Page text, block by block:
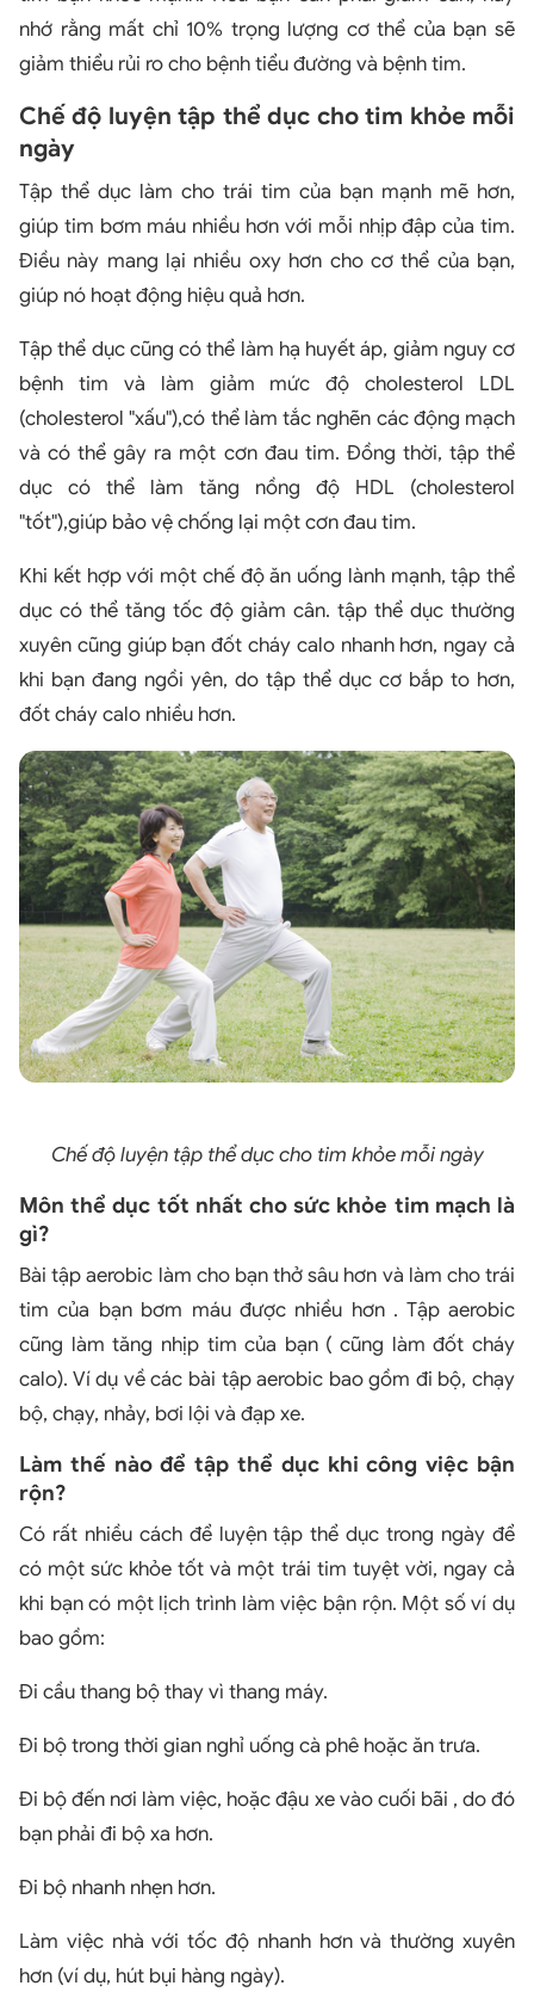
nhớ rằng mất chỉ 10% trọng lượng cơ thể của bạn sẽ
giảm thiểu rủi ro cho bệnh tiểu đường và bệnh tim.
Chế độ luyện tập thể dục cho tim khỏe mỗi
ngày
Tập thể dục làm cho trái tim của bạn mạnh mẽ hơn,
giúp tim bơm máu nhiều hơn với mỗi nhịp đập của tim.
Điều này mang lại nhiều oxy hơn cho cơ thể của bạn,
giúp nó hoạt động hiệu quả hơn.
Tập thể dục cũng có thể làm hạ huyết áp, giảm nguy cơ
bệnh tim và làm giảm mức độ cholesterol LDL
(cholesterol "xấu"),có thể làm tắc nghẽn các động mạch
và có thể gây ra một cơn đau tim. Đồng thời, tập thể
dục có thể làm tăng nồng độ HDL (cholesterol
"tốt"),giúp bảo vệ chống lại một cơn đau tim.
Khi kết hợp với một chế độ ăn uống lành mạnh, tập thể
dục có thể tăng tốc độ giảm cân. tập thể dục thường
xuyên cũng giúp bạn đốt cháy calo nhanh hơn, ngay cả
khi bạn đang ngồi yên, do tập thể dục cơ bắp to hơn,
đốt cháy calo nhiều hơn.
Chế độ luyện tập thể dục cho tim khỏe mỗi ngày
Môn thể dục tốt nhất cho sức khỏe tim mạch là
gì?
Bài tập aerobic làm cho bạn thở sâu hơn và làm cho trái
tim của bạn bơm máu được nhiều hơn . Tập aerobic
cũng làm tăng nhịp tim của bạn ( cũng làm đốt cháy
calo). Ví dụ về các bài tập aerobic bao gồm đi bộ, chạy
bộ, chạy, nhảy, bơi lội và đạp xe.
Làm thế nào để tập thể dục khi công việc bận
rộn?
Có rất nhiều cách để luyện tập thể dục trong ngày để
có một sức khỏe tốt và một trái tim tuyệt vời, ngay cả
khi bạn có một lịch trình làm việc bận rộn. Một số ví dụ
bao gồm:
Đi cầu thang bộ thay vì thang máy.
Đi bộ trong thời gian nghỉ uống cà phê hoặc ăn trưa.
Đi bộ đến nơi làm việc, hoặc đậu xe vào cuối bãi , do đó
bạn phải đi bộ xa hơn.
Đi bộ nhanh nhẹn hơn.
Làm việc nhà với tốc độ nhanh hơn và thường xuyên
hơn (ví dụ, hút bụi hàng ngày).